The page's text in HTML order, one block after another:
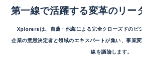
第一線で活躍する変革のリー
Xplorersは、自薦・他薦による完全クローズドのビ
企業の意思決定者と領域のエキスパートが集い、事業
線を議論します。